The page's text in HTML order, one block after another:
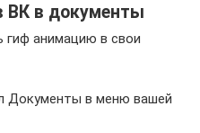
ВК в документы
гиф анимацию в свои
Документы в меню вашей